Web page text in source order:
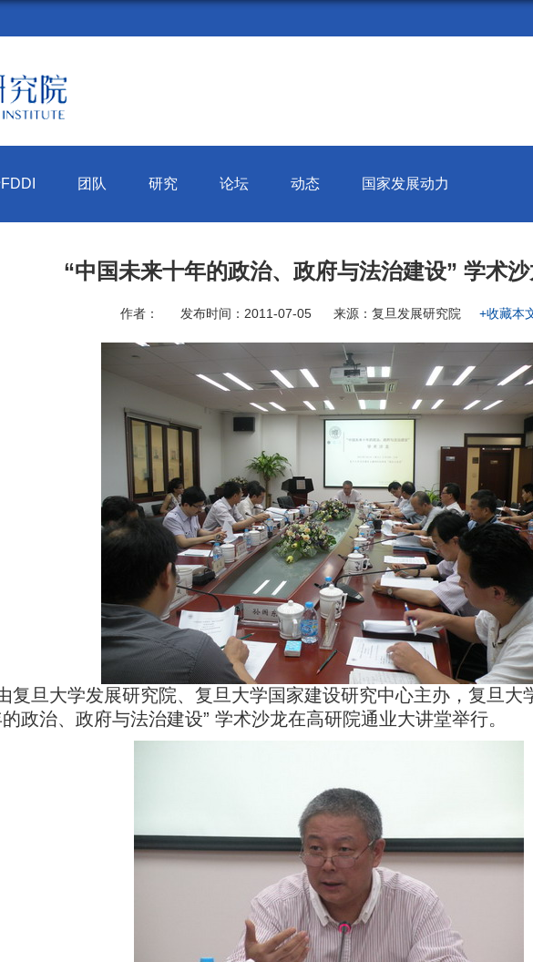
团队 研究 论坛 动态 国家发展动力
“中国未来十年的政治、政府与法治建设” 学术
作者： 发布时间：2011-07-05 来源：复旦发展研究院 +收藏本
复旦大学发展研究院、复旦大学国家建设研究中心主办，复旦
政治、政府与法治建设” 学术沙龙在高研院通业大讲堂举行。